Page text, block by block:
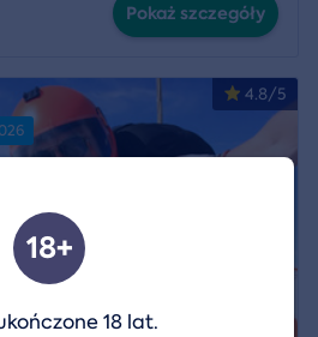
Pokaż szczegóły
4.8/5
18+
18 lat.